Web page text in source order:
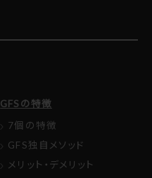
GFSの特徴
7個の特徴
GFS独自メソッド
メリット・デメリット